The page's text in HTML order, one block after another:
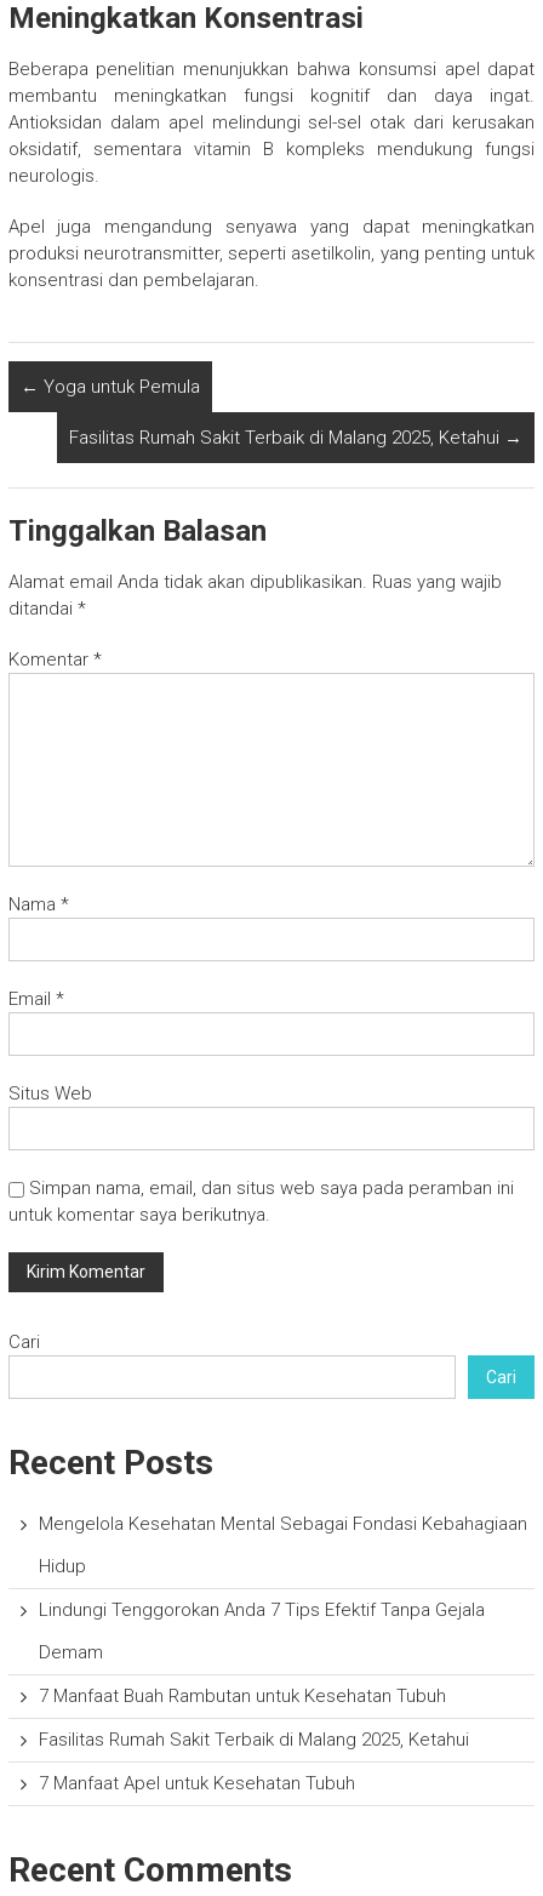
Meningkatkan Konsentrasi
Beberapa penelitian menunjukkan bahwa konsumsi apel dapat
membantu meningkatkan fungsi kognitif dan daya ingat.
Antioksidan dalam apel melindungi sel-sel otak dari kerusakan
oksidatif, sementara vitamin B kompleks mendukung fungsi
neurologis.
Apel juga mengandung senyawa yang dapat meningkatkan
produksi neurotransmitter, seperti asetilkolin, yang penting untuk
konsentrasi dan pembelajaran.
← Yoga untuk Pemula
Fasilitas Rumah Sakit Terbaik di Malang 2025, Ketahui →
Tinggalkan Balasan
Alamat email Anda tidak akan dipublikasikan. Ruas yang wajib
ditandai *
Komentar *
Nama *
Email *
Situs Web
Simpan nama, email, dan situs web saya pada peramban ini
untuk komentar saya berikutnya.
Cari
Cari
Recent Posts
Mengelola Kesehatan Mental Sebagai Fondasi Kebahagiaan
Hidup
Lindungi Tenggorokan Anda 7 Tips Efektif Tanpa Gejala
Demam
7 Manfaat Buah Rambutan untuk Kesehatan Tubuh
Fasilitas Rumah Sakit Terbaik di Malang 2025, Ketahui
7 Manfaat Apel untuk Kesehatan Tubuh
Recent Comments